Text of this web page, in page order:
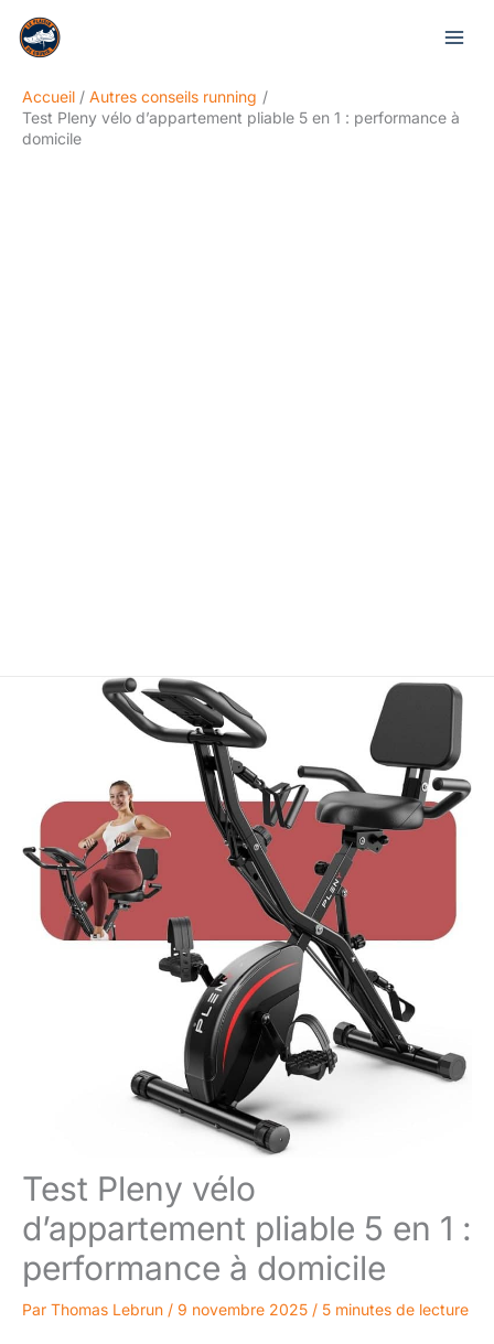
Accueil
Autres conseils running
Test Pleny vélo d’appartement pliable 5 en 1 : performance à
domicile
Test Pleny vélo
d’appartement pliable 5 en 1 :
performance à domicile
Par Thomas Lebrun / 9 novembre 2025 / 5 minutes de lecture
Rechercher